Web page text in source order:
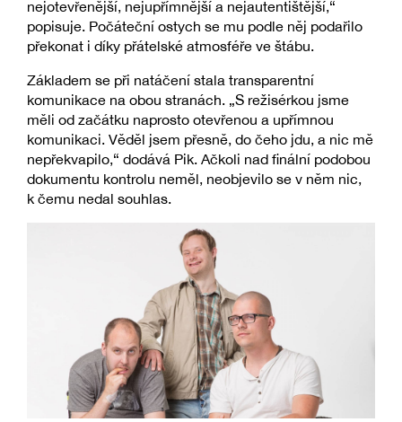
nejotevřenější, nejupřímnější a nejautentištější,“
popisuje. Počáteční ostych se mu podle něj podařilo
překonat i díky přátelské atmosféře ve štábu.
Základem se při natáčení stala transparentní
komunikace na obou stranách. „S režisérkou jsme
měli od začátku naprosto otevřenou a upřímnou
komunikaci. Věděl jsem přesně, do čeho jdu, a nic mě
nepřekvapilo,“ dodává Pik. Ačkoli nad finální podobou
dokumentu kontrolu neměl, neobjevilo se v něm nic,
k čemu nedal souhlas.